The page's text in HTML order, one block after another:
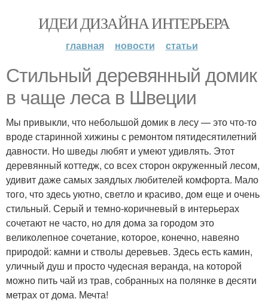
ИДЕИ ДИЗАЙНА ИНТЕРЬЕРА
главная новости статьи
Стильный деревянный домик
в чаще леса в Швеции
Мы привыкли, что небольшой домик в лесу — это что-то
вроде старинной хижины с ремонтом пятидесятилетний
давности. Но шведы любят и умеют удивлять. Этот
деревянный коттедж, со всех сторон окруженный лесом,
удивит даже самых заядлых любителей комфорта. Мало
того, что здесь уютно, светло и красиво, дом еще и очень
стильный. Серый и темно-коричневый в интерьерах
сочетают не часто, но для дома за городом это
великолепное сочетание, которое, конечно, навеяно
природой: камни и стволы деревьев. Здесь есть камин,
уличный душ и просто чудесная веранда, на которой
можно пить чай из трав, собранных на полянке в десяти
метрах от дома. Мечта!